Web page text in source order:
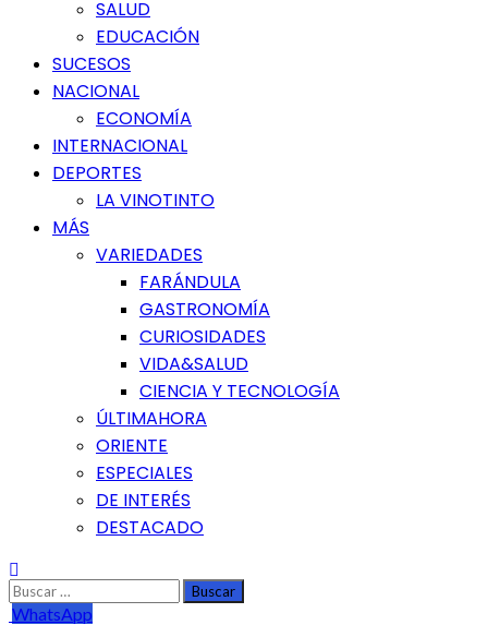
SALUD
EDUCACIÓN
SUCESOS
NACIONAL
ECONOMÍA
INTERNACIONAL
DEPORTES
LA VINOTINTO
MÁS
VARIEDADES
FARÁNDULA
GASTRONOMÍA
CURIOSIDADES
VIDA&SALUD
CIENCIA Y TECNOLOGÍA
ÚLTIMAHORA
ORIENTE
ESPECIALES
DE INTERÉS
DESTACADO
Buscar:
WhatsApp